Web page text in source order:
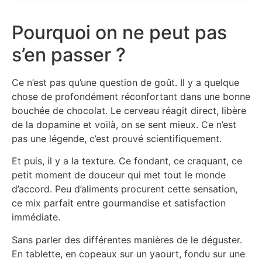
Pourquoi on ne peut pas
s’en passer ?
Ce n’est pas qu’une question de goût. Il y a quelque
chose de profondément réconfortant dans une bonne
bouchée de chocolat. Le cerveau réagit direct, libère
de la dopamine et voilà, on se sent mieux. Ce n’est
pas une légende, c’est prouvé scientifiquement.
Et puis, il y a la texture. Ce fondant, ce craquant, ce
petit moment de douceur qui met tout le monde
d’accord. Peu d’aliments procurent cette sensation,
ce mix parfait entre gourmandise et satisfaction
immédiate.
Sans parler des différentes manières de le déguster.
En tablette, en copeaux sur un yaourt, fondu sur une